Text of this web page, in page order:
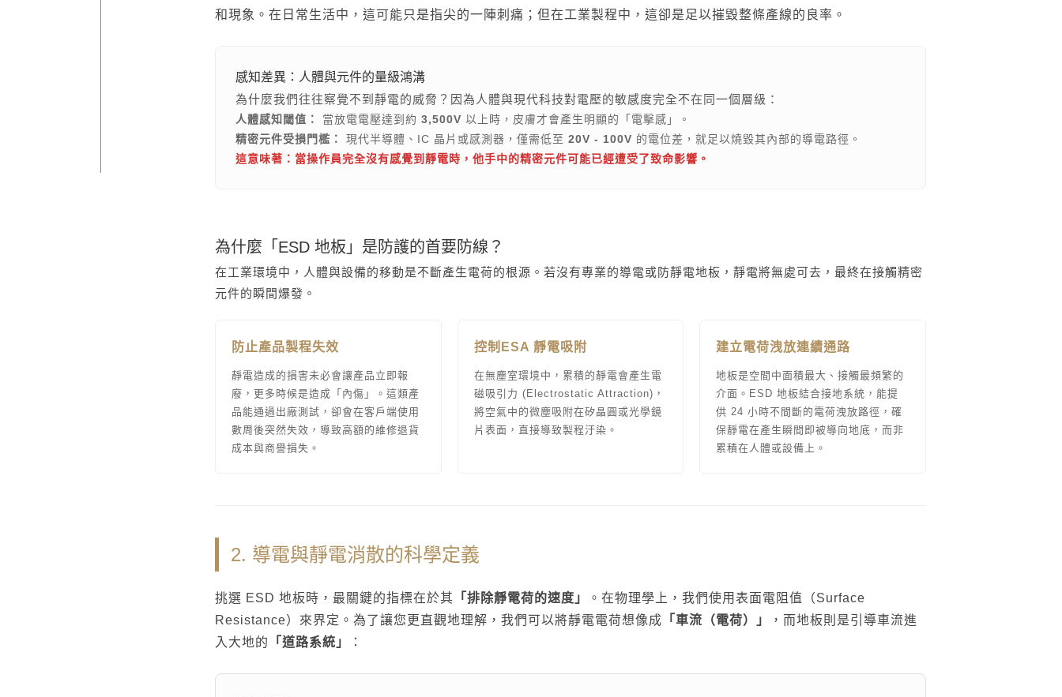
和現象。在日常生活中，這可能只是指尖的一陣刺痛；但在工業製程中，這卻是足以摧毀整條產線的良率。
感知差異：人體與元件的量級鴻溝
為什麼我們往往察覺不到靜電的威脅？因為人體與現代科技對電壓的敏感度完全不在同一個層級：
人體感知閾值： 當放電電壓達到約 3,500V 以上時，皮膚才會產生明顯的「電擊感」。
精密元件受損門檻：
現代半導體、IC 晶片或感測器，僅需低至 20V - 100V 的電位差，就足以燒毀其內部的導電路徑。
這意味著：當操作員完全沒有感覺到靜電時，他手中的精密元件可能已經遭受了致命影響。
為什麼「ESD 地板」是防護的首要防線？
在工業環境中，人體與設備的移動是不斷產生電荷的根源。若沒有專業的導電或防靜電地板，靜電將無處可去，最終在接觸精密
元件的瞬間爆發。
防止產品製程失效
靜電造成的損害未必會讓產品立即報
廢，更多時候是造成「內傷」。這類產
品能通過出廠測試，卻會在客戶端使用
數周後突然失效，導致高額的維修退貨
成本與商譽損失。
控制ESA 靜電吸附
在無塵室環境中，累積的靜電會產生電
磁吸引力 (Electrostatic Attraction)，
將空氣中的微塵吸附在矽晶圓或光學鏡
片表面，直接導致製程汙染。
建立電荷洩放連續通路
地板是空間中面積最大、接觸最頻繁的
介面。ESD 地板結合接地系統，能提
供 24 小時不間斷的電荷洩放路徑，確
保靜電在產生瞬間即被導向地底，而非
累積在人體或設備上。
2. 導電與靜電消散的科學定義
挑選 ESD 地板時，最關鍵的指標在於其 「排除靜電荷的速度」
。在物理學上，我們使用表面電阻值（Surface
Resistance）來界定。為了讓您更直觀地理解，我們可以將靜電電荷想像成 「車流（電荷）」
，而地板則是引導車流進
入大地的
「道路系統」 ：